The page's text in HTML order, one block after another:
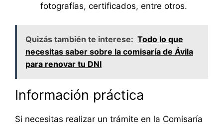
fotografías, certificados, entre otros.
Quizás también te interese: Todo lo que
necesitas saber sobre la comisaría de Ávila
para renovar tu DNI
Información práctica
Si necesitas realizar un trámite en la Comisaría